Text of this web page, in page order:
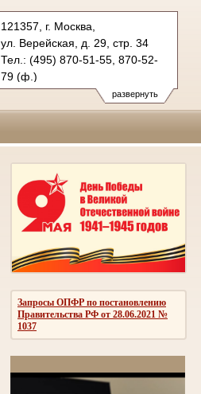
развернуть
121357, г. Москва,
ул. Верейская, д. 29, стр. 34
Тел.: (495) 870-51-55, 870-52-
79 (ф.)
2kas@sudrf.ru
Запросы ОПФР по постановлению
Правительства РФ от 28.06.2021 №
1037